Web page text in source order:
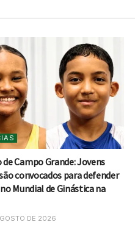
Campo Grande: Jovens
convocados para defender
Mundial de Ginástica na
DE 2026